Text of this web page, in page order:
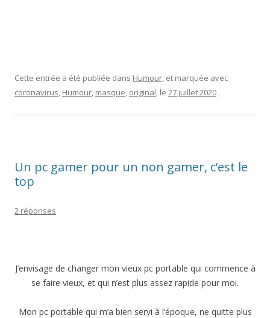
Cette entrée a été publiée dans Humour, et marquée avec
coronavirus, Humour, masque, original, le 27 juillet 2020 .
Un pc gamer pour un non gamer, c’est le
top
2 réponses
J’envisage de changer mon vieux pc portable qui commence à
se faire vieux, et qui n’est plus assez rapide pour moi.
Mon pc portable qui m’a bien servi à l’époque, ne quitte plus